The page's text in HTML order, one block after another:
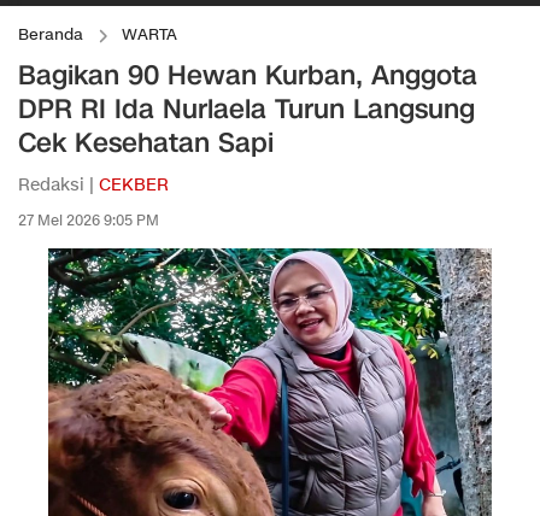
Beranda WARTA
Bagikan 90 Hewan Kurban, Anggota
DPR RI Ida Nurlaela Turun Langsung
Cek Kesehatan Sapi
Redaksi | CEKBER
27 Mei 2026 9:05 PM